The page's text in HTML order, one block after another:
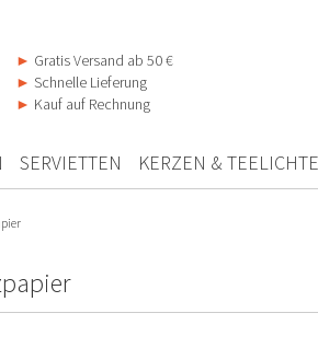
► Gratis Versand ab 50 €
► Schnelle Lieferung
► Kauf auf Rechnung
SERVIETTEN KERZEN &